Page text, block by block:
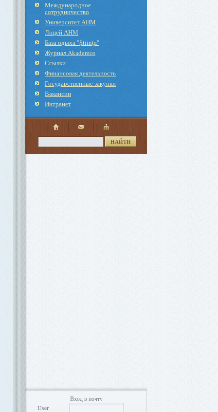
Международное
cотрудничество
Университет АНМ
Лицей АНМ
База одыха "Ştiinţa"
Журнал Akademos
Ссылки
Финансовая деятельность
Государственные закупки
Вакансии
Интранет
НАЙТИ
Вход в почту
User